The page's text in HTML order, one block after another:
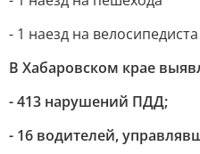
- 1 наезд на велосипедиста
В Хабаровском крае
- 413 нарушений ПДД;
- 16 водителей,